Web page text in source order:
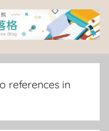
references in